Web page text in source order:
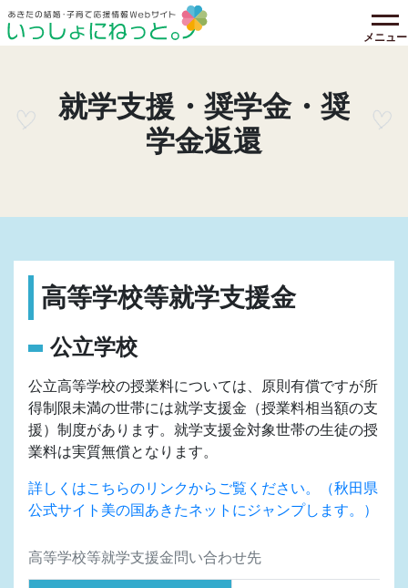
メニュー
就学支援・奨学金・奨
学金返還
高等学校等就学支援金
公立学校
公立高等学校の授業料については、原則有償ですが所
得制限未満の世帯には就学支援金（授業料相当額の支
援）制度があります。就学支援金対象世帯の生徒の授
業料は実質無償となります。
詳しくはこちらのリンクからご覧ください。（秋田県
公式サイト美の国あきたネットにジャンプします。）
高等学校等就学支援金問い合わせ先